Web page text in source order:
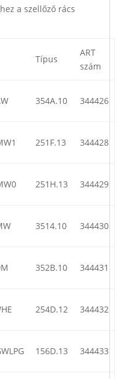
a szellőző rács
Típus
ART
szám
354A.10 344426
251F.13 344428
251H.13 344429
3514.10 344430
352B.10 344431
254D.12 344432
156D.13 344433